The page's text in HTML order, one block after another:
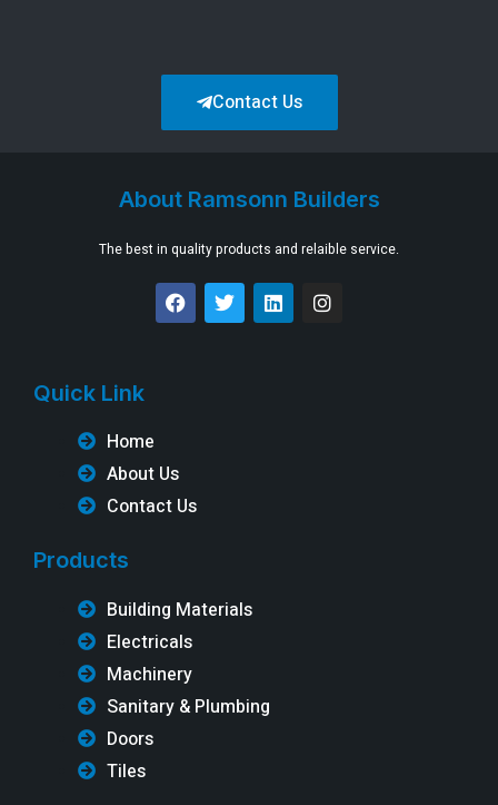
Contact Us
About Ramsonn Builders
The best in quality products and relaible service.
Quick Link
Home
About Us
Contact Us
Products
Building Materials
Electricals
Machinery
Sanitary & Plumbing
Doors
Tiles